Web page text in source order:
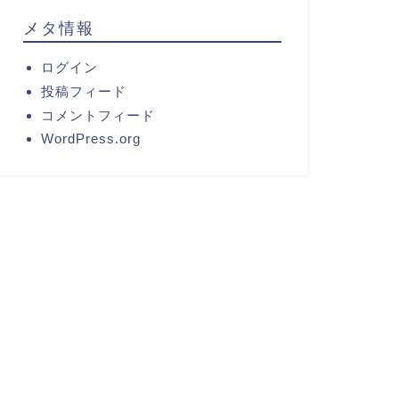
メタ情報
ログイン
投稿フィード
コメントフィード
WordPress.org